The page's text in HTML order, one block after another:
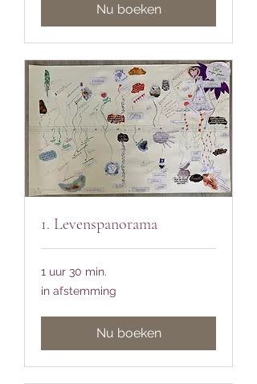
Nu boeken
1. Levenspanorama
1 uur 30 min.
in
afstemming
in afstemming
Nu boeken